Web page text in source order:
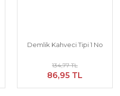
Demlik Kahveci Tipi 1 No
134,77 TL
86,95 TL